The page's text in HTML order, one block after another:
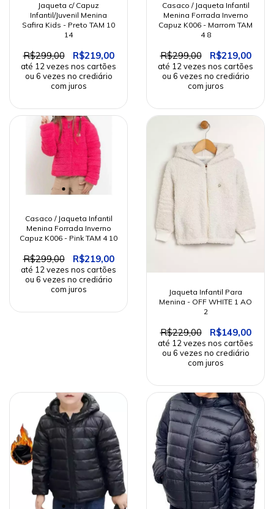
Jaqueta c/ Capuz
Infantil/Juvenil Menina
Safira Kids - Preto TAM 10
14
R$299,00 R$219,00
Casaco / Jaqueta Infantil
Menina Forrada Inverno
Capuz K006 - Marrom TAM
4 8
R$299,00 R$219,00
Casaco / Jaqueta Infantil
Menina Forrada Inverno
Capuz K006 - Pink TAM 4 10
R$299,00 R$219,00
Jaqueta Infantil Para
Menina - OFF WHITE 1 AO
2
R$229,00 R$149,00